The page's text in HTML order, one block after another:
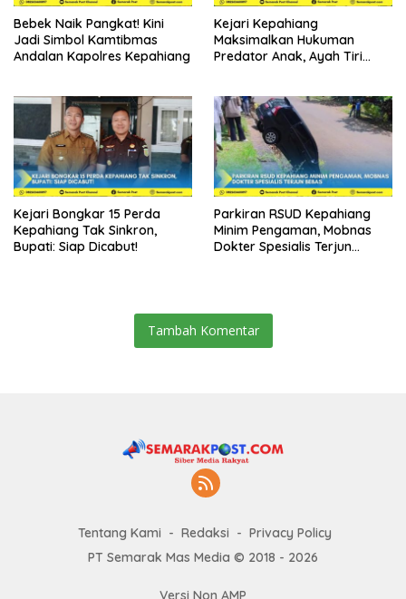
Bebek Naik Pangkat! Kini
Jadi Simbol Kamtibmas
Andalan Kapolres Kepahiang
Kejari Kepahiang
Maksimalkan Hukuman
Predator Anak, Ayah Tiri
Kejari Bongkar 15 Perda
Kepahiang Tak Sinkron,
Bupati: Siap Dicabut!
Parkiran RSUD Kepahiang
Minim Pengaman, Mobnas
Dokter Spesialis Terjun
Tambah Komentar
Tentang Kami Redaksi
Privacy Policy
PT Semarak Mas Media © 2018 - 2026
Versi Non AMP